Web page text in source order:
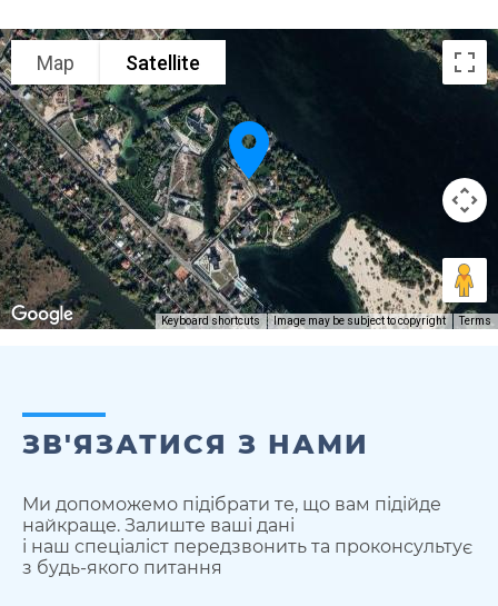
Map Satellite
Keyboard shortcuts Image may be subject to copyright Terms
ЗВ'ЯЗАТИСЯ З НАМИ
Ми допоможемо підібрати те, що вам підійде
найкраще. Залиште ваші дані
і наш спеціаліст передзвонить та проконсультує
з будь-якого питання